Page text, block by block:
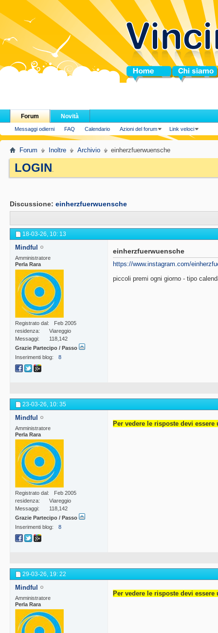
Home Chi siamo
Forum
Messaggi odierni FAQ Calendario Azioni del forum Link veloci
Novità
Forum Inoltre Archivio einherzfuerwuensche
LOGIN.
Discussione: einherzfuerwuensche
18-03-26, 10: 13
Mindful
Amministratore
Perla Rara
Registrato dal
Feb 2005
residenza
Viareggio
Messaggi
118,142
Grazie Partecipo / Passo
Inserimenti blog
8
einherzfuerwuensche
https://www.instagram.com/
piccoli premi ogni giorno - tipo
23-03-26, 10: 35
Mindful
Amministratore
Perla Rara
Registrato dal
Feb 2005
residenza
Viareggio
Messaggi
118,142
Grazie Partecipo / Passo
Inserimenti blog
8
Per vedere le risposte devi essere
29-03-26, 19: 22
Mindful
Amministratore
Perla Rara
Per vedere le risposte devi